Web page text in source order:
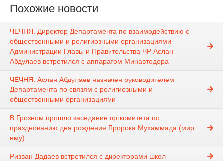
Похожие новости
ЧЕЧНЯ. Директор Департамента по взаимодействию с
общественными и религиозными организациями
Администрации Главы и Правительства ЧР Аслан
Абдулаев встретился с аппаратом Минавтодора
ЧЕЧНЯ. Аслан Абдулаев назначен руководителем
Департамента по связям с религиозными и
общественными организациями
В Грозном прошло заседание оргкомитета по
празднованию дня рождения Пророка Мухаммада (мир
ему)
Ризван Дадаев встретился с директорами школ